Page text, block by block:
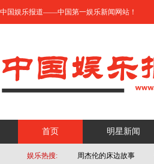
中国娱乐报道——中国第一娱乐新闻网站！
首页 明星新闻
娱乐热搜: 周杰伦的床边故事